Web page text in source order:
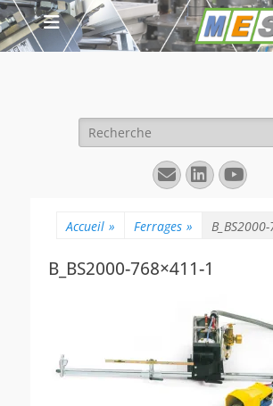
Rechercher :
E-
mail
Accueil » Ferrages »
B_BS2000-768×411-1